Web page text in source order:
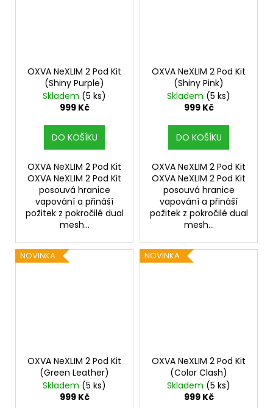
OXVA NeXLIM 2 Pod Kit
(Shiny Purple)
Skladem (5 ks)
999 Kč
DO KOŠÍKU
OXVA NeXLIM 2 Pod Kit
OXVA NeXLIM 2 Pod Kit
posouvá hranice
vapování a přináší
požitek z pokročilé dual
mesh...
OXVA NeXLIM 2 Pod Kit
(Shiny Pink)
Skladem (5 ks)
999 Kč
DO KOŠÍKU
OXVA NeXLIM 2 Pod Kit
OXVA NeXLIM 2 Pod Kit
posouvá hranice
vapování a přináší
požitek z pokročilé dual
mesh...
NOVINKA
OXVA NeXLIM 2 Pod Kit
(Green Leather)
Skladem (5 ks)
999 Kč
NOVINKA
OXVA NeXLIM 2 Pod Kit
(Color Clash)
Skladem (5 ks)
999 Kč